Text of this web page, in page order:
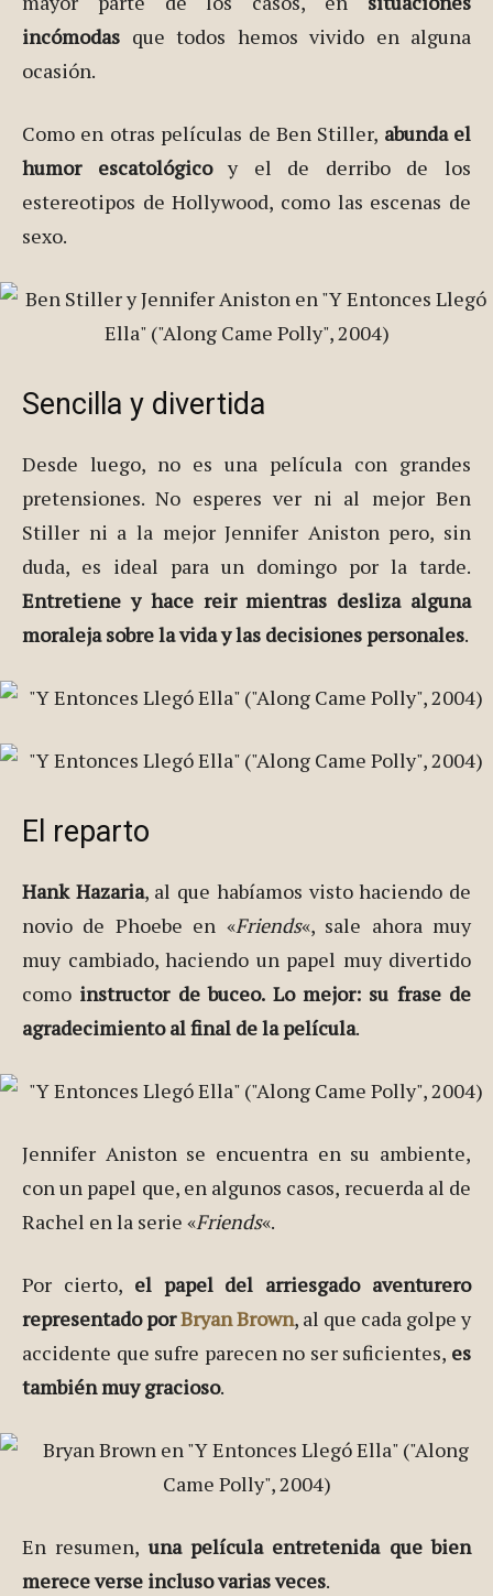
incómodas que todos hemos vivido en alguna
ocasión.
Como en otras películas de Ben Stiller, abunda el
humor escatológicoy el de derribo de los
estereotipos de Hollywood, como las escenas de
sexo.
Sencilla y divertida
Desde luego, no es una película con grandes
pretensiones. No esperes ver ni al mejor Ben
Stiller ni a la mejor Jennifer Aniston pero, sin
duda, es ideal para un domingo por la tarde.
Entretiene y hace reir mientras desliza alguna
moraleja sobre la vida y las decisiones personales.
El reparto
Hank Hazaria, al que habíamos visto haciendo de
novio de Phoebe en «Friends«, sale ahora muy
muy cambiado, haciendo un papel muy divertido
como instructor de buceo. Lo mejor: su frase de
agradecimiento al final de la película.
Jennifer Aniston se encuentra en su ambiente,
con un papel que, en algunos casos, recuerda al de
Rachel en la serie «Friends«.
Por cierto, el papel del arriesgado aventurero
representado porBryan Brown, al que cada golpe y
accidente que sufre parecen no ser suficientes, es
también muy gracioso.
En resumen,una película entretenida que bien
merece verse incluso varias veces.